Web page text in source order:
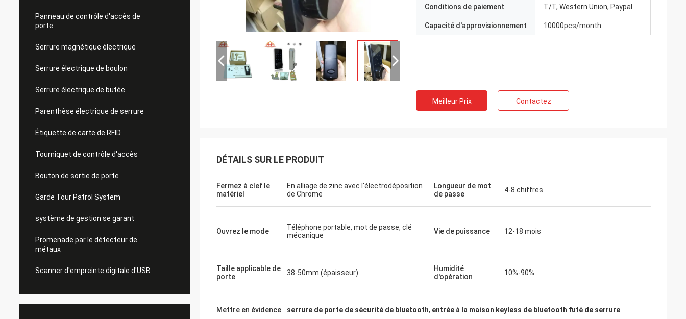
Panneau de contrôle d'accès de
porte
Serrure magnétique électrique
Serrure électrique de boulon
Serrure électrique de butée
Parenthèse électrique de serrure
Étiquette de carte de RFID
Tourniquet de contrôle d'accès
Bouton de sortie de porte
Garde Tour Patrol System
système de gestion se garant
Promenade par le détecteur de
métaux
Scanner d'empreinte digitale d'USB
Conditions de paiement T/T, Western Union, Paypal
Capacité d'approvisionnement 10000pcs/month
Meilleur Prix Contactez
DÉTAILS SUR LE PRODUIT
Fermez à clef le
matériel
En alliage de zinc avec l'électrodéposition
de Chrome
Longueur de mot
de passe
4-8 chiffres
Ouvrez le mode
Téléphone portable, mot de passe, clé
mécanique
Vie de puissance 12-18 mois
Taille applicable de
porte
38-50mm (épaisseur)
Humidité
d'opération
10%-90%
Mettre en évidence serrure de porte de sécurité de bluetooth, entrée à la maison keyless de bluetooth futé de serrure